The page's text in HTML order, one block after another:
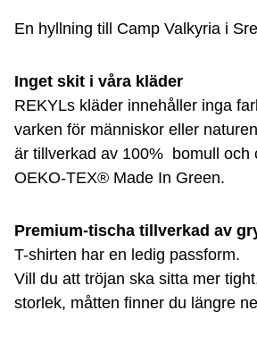
En hyllning till Camp Valkyria i
Inget skit i våra kläder
REKYLs kläder innehåller inga
varken för människor eller
är tillverkad av 100% bomull och
OEKO-TEX® Made In Green.
Premium-tischa tillverkad av
T-shirten har en ledig passform.
Vill du att tröjan ska sitta mer
storlek, måtten finner du längre